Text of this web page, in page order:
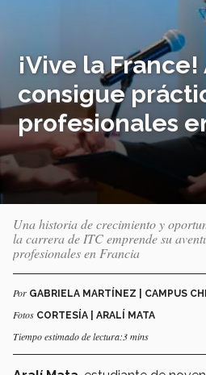
¡Vive la
consigue
profesionales
Una historia de crecimiento y
la carrera de ITC emprende su
profesionales en Francia
Por GABRIELA MARTÍNEZ | CAMPUS
Fotos CORTESÍA | ARALÍ MATA
Tiempo estimado de lectura:3 mins